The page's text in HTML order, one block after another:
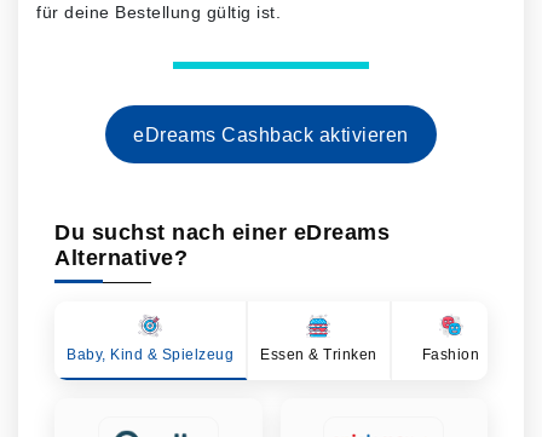
für deine Bestellung gültig ist.
eDreams Cashback aktivieren
Du suchst nach einer eDreams
Alternative?
Baby, Kind & Spielzeug Essen & Trinken Fashion